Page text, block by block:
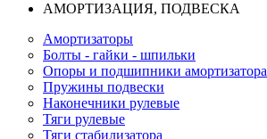
АМОРТИЗАЦИЯ, ПОДВЕСКА
Амортизаторы
Болты - гайки - шпильки
Опоры и подшипники амортизатора
Пружины подвески
Наконечники рулевые
Тяги рулевые
Тяги стабилизатора